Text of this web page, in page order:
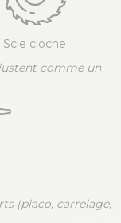
Scie cloche
comme un
(placo, carrelage,